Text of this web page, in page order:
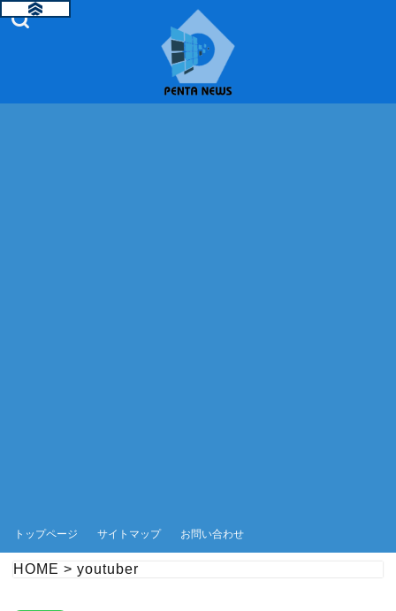
トップページ サイトマップ お問い合わせ
HOME > youtuber